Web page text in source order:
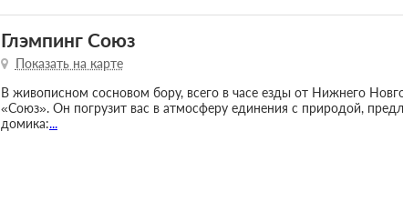
Глэмпинг Союз
Показать на карте
В живописном сосновом бору, всего в часе езды от Нижнего
«Союз». Он погрузит вас в атмосферу единения с природой,
домика:...